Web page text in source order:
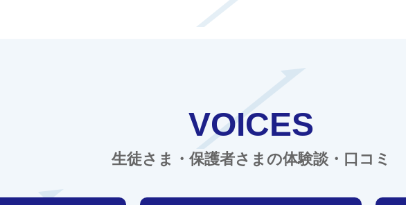
VOICES
生徒さま・保護者さまの体験談・口コミ